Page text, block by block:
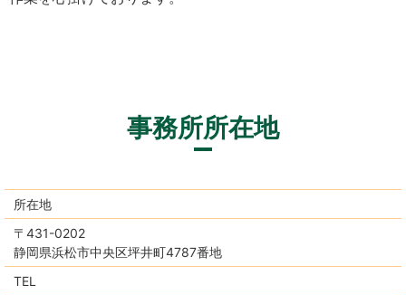
事務所所在地
所在地
〒431-0202
静岡県浜松市中央区坪井町4787番地
TEL